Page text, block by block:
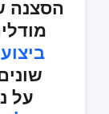
הסצנה
על